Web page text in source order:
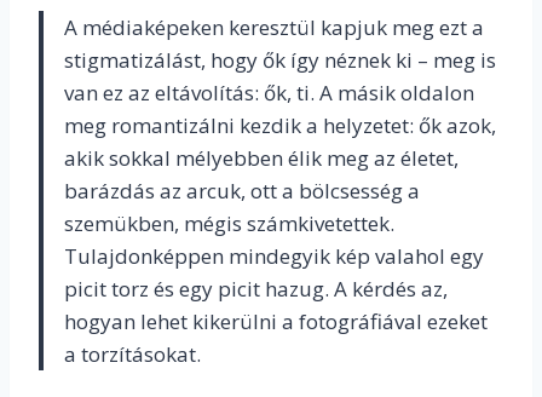
A médiaképeken keresztül kapjuk meg ezt a
stigmatizálást, hogy ők így néznek ki – meg is
van ez az eltávolítás: ők, ti. A másik oldalon
meg romantizálni kezdik a helyzetet: ők azok,
akik sokkal mélyebben élik meg az életet,
barázdás az arcuk, ott a bölcsesség a
szemükben, mégis számkivetettek.
Tulajdonképpen mindegyik kép valahol egy
picit torz és egy picit hazug. A kérdés az,
hogyan lehet kikerülni a fotográfiával ezeket
a torzításokat.